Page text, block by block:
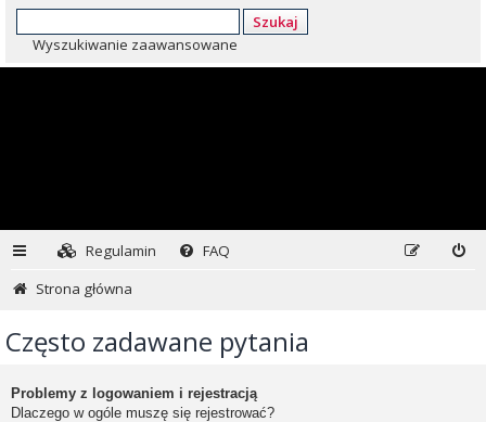
Szukaj
Wyszukiwanie zaawansowane
Regulamin
FAQ
Strona główna
Często zadawane pytania
Problemy z logowaniem i rejestracją
Dlaczego w ogóle muszę się rejestrować?